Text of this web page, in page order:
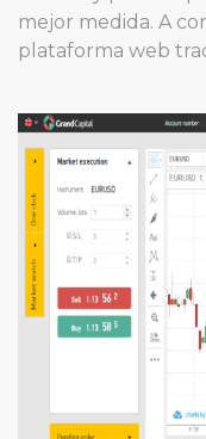
mejor medida. A
plataforma web